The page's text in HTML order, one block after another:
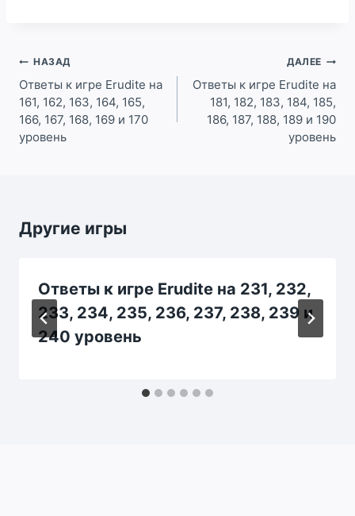
Навигация
по
записям
НАЗАД
Ответы к игре Erudite на
161, 162, 163, 164, 165,
166, 167, 168, 169 и 170
уровень
ДАЛЕЕ
Ответы к игре Erudite на
181, 182, 183, 184, 185,
186, 187, 188, 189 и 190
уровень
Другие игры
Ответы к игре Erudite на 231, 232,
233, 234, 235, 236, 237, 238, 239 и
240 уровень